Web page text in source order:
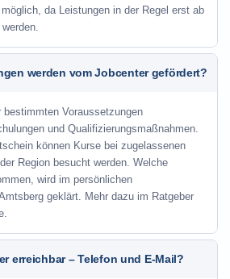
da Leistungen in der Regel erst ab
werden vom Jobcenter gefördert?
bestimmten Voraussetzungen
und Qualifizierungsmaßnahmen.
können Kurse bei zugelassenen
Region besucht werden. Welche
wird im persönlichen
geklärt. Mehr dazu im Ratgeber
erreichbar – Telefon und E-Mail?